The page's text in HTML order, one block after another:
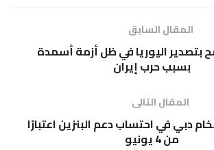
المقال السابق
بتصدير اليوريا في ظل أزمة أسمدة
بسبب حرب إيران
المقال التالى
دبي في احتساب دعم البنزين اعتبارًا
من 4 يونيو